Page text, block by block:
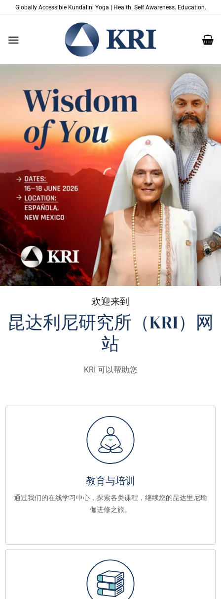
Globally Accessible Kundalini Yoga | Health. Self Awareness. Education.
欢迎来到
昆达利尼研究所（KRI）网
站
KRI 可以帮助您
教育与培训
通过我们的在线学习中心，探索各类课程，继续您的昆达里尼瑜
伽进修之旅。